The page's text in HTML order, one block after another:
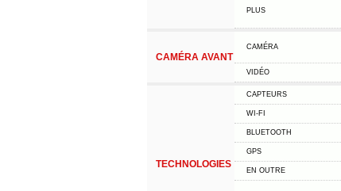
PLUS
CAMÉRA AVANT
CAMÉRA
VIDÉO
TECHNOLOGIES
CAPTEURS
WI-FI
BLUETOOTH
GPS
EN OUTRE